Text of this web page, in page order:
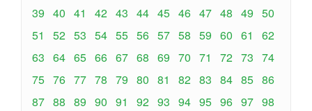
39 40 41 42 43 44 45 46 47 48 49 50
51
52 53 54 55 56 57 58 59 60 61
62
63 64 65 66 67 68 69 70 71 72 73 74
75 76 77 78 79 80 81 82 83 84 85 86
87 88 89 90 91 92 93 94 95 96 97 98